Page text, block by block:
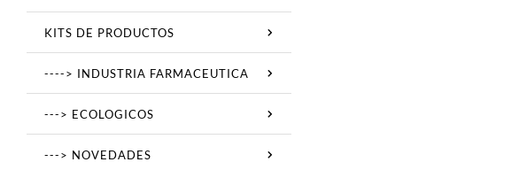
KITS DE PRODUCTOS
----> INDUSTRIA FARMACEUTICA
---> ECOLOGICOS
---> NOVEDADES